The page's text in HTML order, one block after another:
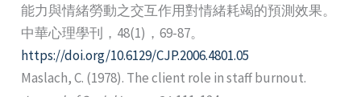
能力與情緒勞動之交互作用對情緒耗竭的預測效果。
中華心理學刊，48(1)，69-87。
https://doi.org/10.6129/CJP.2006.4801.05
Maslach, C. (1978). The client role in staff burnout.